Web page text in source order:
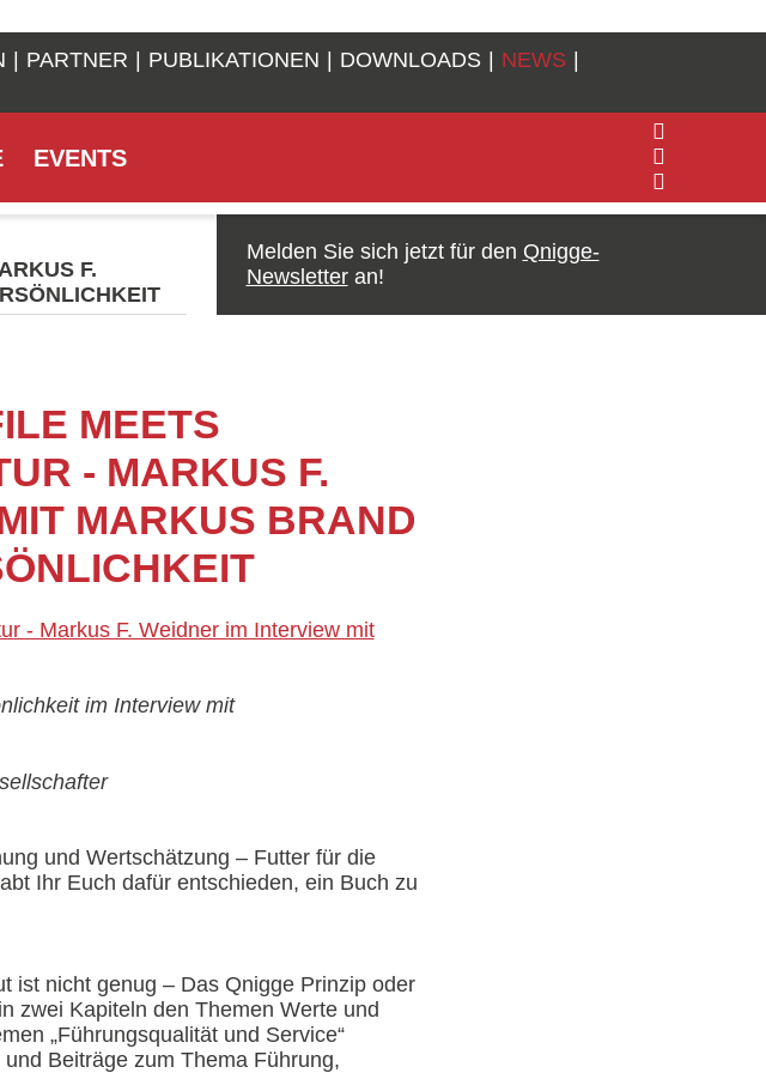
PARTNER PUBLIKATIONEN DOWNLOADS
NEWS
EVENTS
F.
Melden Sie sich jetzt für den Qnigge-
Newsletteran!
MEETS
- MARKUS F.
MARKUS BRAND
im Interview mit
und Wertschätzung – Futter für die
Ihr Euch dafür entschieden, ein Buch zu
ist nicht genug – Das Qnigge Prinzip oder
zwei Kapiteln den Themen Werte und
„Führungsqualität und Service“
Beiträge zum Thema Führung,